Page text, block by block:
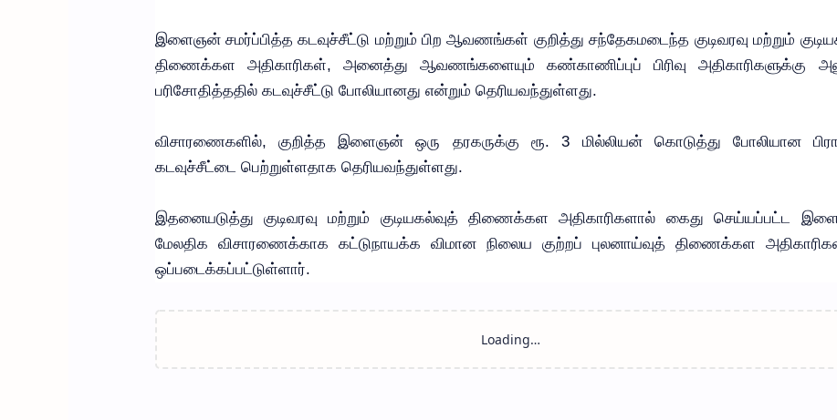
இளைஞன் சமர்ப்பித்த கடவுச்சீட்டு மற்றும் பிற ஆவணங்கள் குறித்து சந்தேகமடைந்த குடிவரவு மற்றும்
திணைக்கள அதிகாரிகள், அனைத்து ஆவணங்களையும் கண்காணிப்புப் பிரிவு அதிகாரிகளுக்கு
பரிசோதித்ததில் கடவுச்சீட்டு போலியானது என்றும் தெரியவந்துள்ளது.
விசாரணைகளில், குறித்த இளைஞன் ஒரு தரகருக்கு ரூ. 3 மில்லியன் கொடுத்து போலியான
கடவுச்சீட்டை பெற்றுள்ளதாக தெரியவந்துள்ளது.
இதனையடுத்து குடிவரவு மற்றும் குடியகல்வுத் திணைக்கள அதிகாரிகளால் கைது செய்யப்பட்ட
மேலதிக விசாரணைக்காக கட்டுநாயக்க விமான நிலைய குற்றப் புலனாய்வுத் திணைக்கள
ஒப்படைக்கப்பட்டுள்ளார்.